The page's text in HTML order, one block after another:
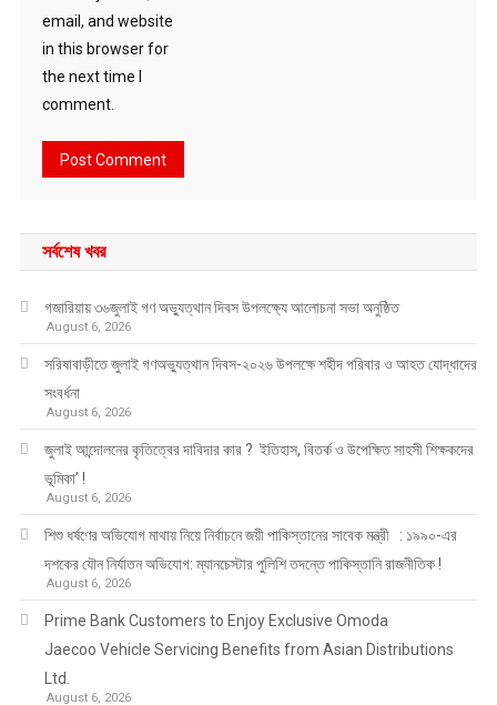
email, and website
in this browser for
the next time I
comment.
সর্বশেষ খবর
গজারিয়ায় ৩৬জুলাই গণ অভ্যুত্থান দিবস উপলক্ষ্যে আলোচনা সভা অনুষ্ঠিত
August 6, 2026
সরিষাবাড়ীতে জুলাই গণঅভ্যুত্থান দিবস-২০২৬ উপলক্ষে শহীদ পরিবার ও আহত যোদ্ধাদের
সংবর্ধনা
August 6, 2026
জুলাই আন্দোলনের কৃতিত্বের দাবিদার কার ? ইতিহাস, বিতর্ক ও উপেক্ষিত সাহসী শিক্ষকদের
ভূমিকা’ !
August 6, 2026
শিশু ধর্ষণের অভিযোগ মাথায় নিয়ে নির্বাচনে জয়ী পাকিস্তানের সাবেক মন্ত্রী : ১৯৯০-এর
দশকের যৌন নির্যাতন অভিযোগ: ম্যানচেস্টার পুলিশি তদন্তে পাকিস্তানি রাজনীতিক !
August 6, 2026
Prime Bank Customers to Enjoy Exclusive Omoda
Jaecoo Vehicle Servicing Benefits from Asian Distributions
Ltd.
August 6, 2026